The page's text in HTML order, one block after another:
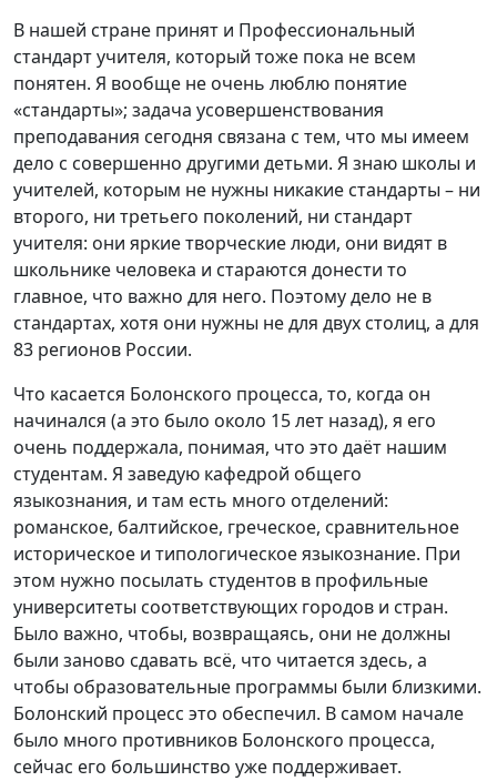
В нашей стране принят и Профессиональный
стандарт учителя, который тоже пока не всем
понятен. Я вообще не очень люблю понятие
«стандарты»; задача усовершенствования
преподавания сегодня связана с тем, что мы имеем
дело с совершенно другими детьми. Я знаю школы и
учителей, которым не нужны никакие стандарты – ни
второго, ни третьего поколений, ни стандарт
учителя: они яркие творческие люди, они видят в
школьнике человека и стараются донести то
главное, что важно для него. Поэтому дело не в
стандартах, хотя они нужны не для двух столиц, а для
83 регионов России.
Что касается Болонского процесса, то, когда он
начинался (а это было около 15 лет назад), я его
очень поддержала, понимая, что это даёт нашим
студентам. Я заведую кафедрой общего
языкознания, и там есть много отделений:
романское, балтийское, греческое, сравнительное
историческое и типологическое языкознание. При
этом нужно посылать студентов в профильные
университеты соответствующих городов и стран.
Было важно, чтобы, возвращаясь, они не должны
были заново сдавать всё, что читается здесь, а
чтобы образовательные программы были близкими.
Болонский процесс это обеспечил. В самом начале
было много противников Болонского процесса,
сейчас его большинство уже поддерживает.